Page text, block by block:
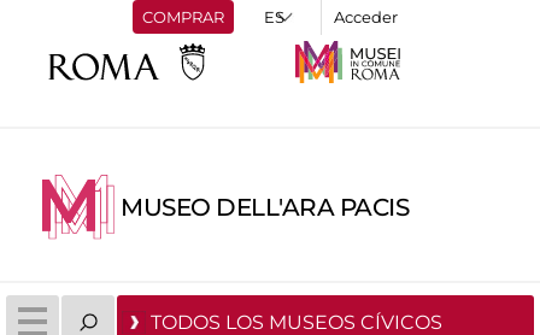
COMPRAR Acceder
MUSEO DELL'ARA PACIS
TODOS LOS MUSEOS CÍVICOS